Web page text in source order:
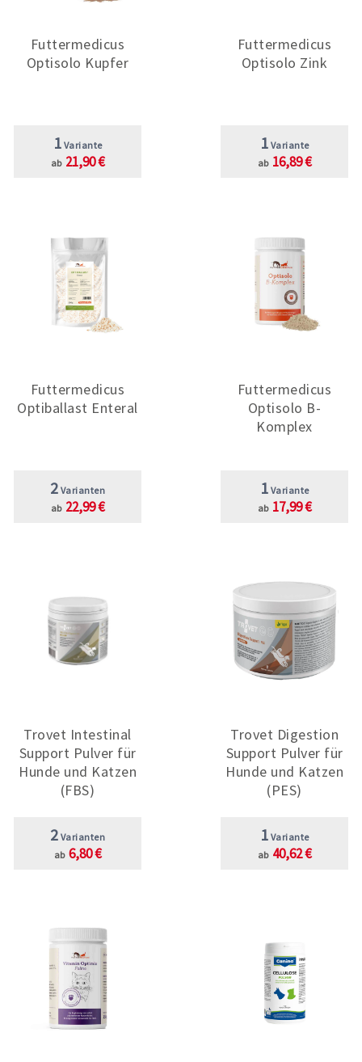
Futtermedicus
Optisolo Kupfer
1 Variante
ab 21,90 €
Futtermedicus
Optisolo Zink
1 Variante
ab 16,89 €
Futtermedicus
Optiballast Enteral
2 Varianten
ab 22,99 €
Futtermedicus
Optisolo B-
Komplex
1 Variante
ab 17,99 €
Trovet Intestinal
Support Pulver für
Hunde und Katzen
(FBS)
2 Varianten
ab 6,80 €
Trovet Digestion
Support Pulver für
Hunde und Katzen
(PES)
1 Variante
ab 40,62 €